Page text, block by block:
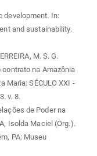
development. In:
and sustainability.
M. S. G.
na Amazônia
Maria: SÉCULO XXI -
v. 8.
de Poder na
Isolda Maciel (Org.).
PA: Museu